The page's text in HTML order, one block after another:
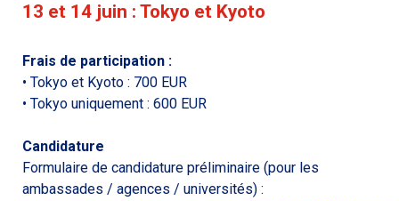
13 et 14 juin : Tokyo et Kyoto
Frais de participation :
• Tokyo et Kyoto : 700 EUR
• Tokyo uniquement : 600 EUR
Candidature
Formulaire de candidature préliminaire (pour les
ambassades / agences / universités) :